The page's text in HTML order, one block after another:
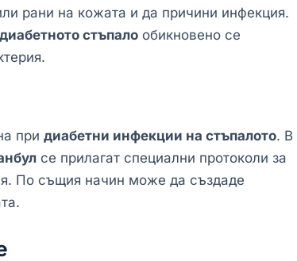
рани на кожата и да причини инфекция.
стъпало обикновено се
при диабетни инфекции на стъпалото. В
се прилагат специални протоколи за
По същия начин може да създаде